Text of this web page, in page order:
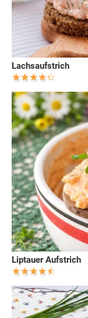
Lachsaufstrich
Liptauer Aufstrich